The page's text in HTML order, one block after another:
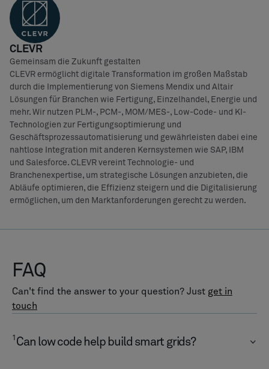
CLEVR
Gemeinsam die Zukunft gestalten
CLEVR ermöglicht digitale Transformation im großen Maßstab
durch die Implementierung von Siemens Mendix und Altair
Lösungen für Branchen wie Fertigung, Einzelhandel, Energie und
mehr. Wir nutzen PLM-, PCM-, MOM/MES-, Low-Code- und KI-
Technologien zur Fertigungsoptimierung und
Geschäftsprozessautomatisierung und gewährleisten dabei eine
nahtlose Integration mit anderen Kernsystemen wie SAP, IBM
und Salesforce. CLEVR vereint Technologie- und
Branchenexpertise, um strategische Lösungen anzubieten, die
Abläufe optimieren, die Effizienz steigern und die Digitalisierung
ermöglichen, um den Marktanforderungen gerecht zu werden.
FAQ
Can't find the answer to your question? Just get in
touch
1 Can low code help build smart grids?